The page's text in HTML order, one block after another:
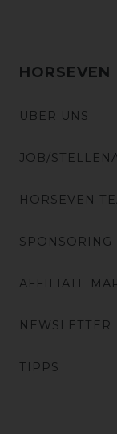
HORSEVEN
ÜBER UNS
JOB/
HORSEVEN
SPONSORING
AFFILIATE
NEWSLETTER
TIPPS